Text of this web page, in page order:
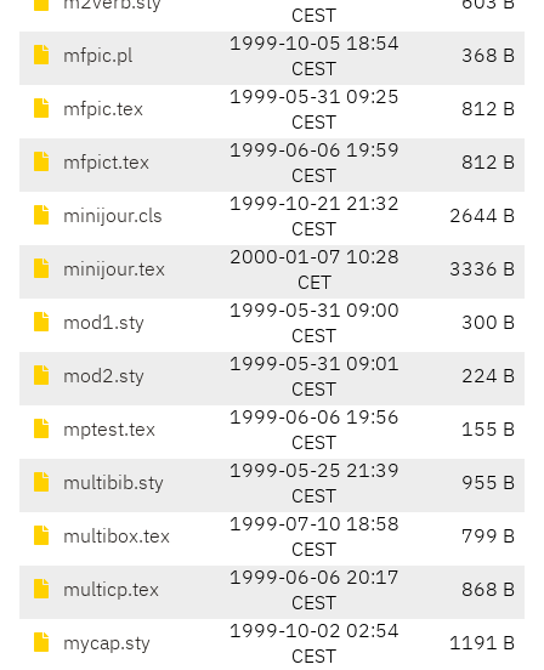
CEST
mfpic.pl
1999-10-05 18:54
CEST
368 B
mfpic.tex
1999-05-31 09:25
CEST
812 B
mfpict.tex
1999-06-06 19:59
CEST
812 B
minijour.cls
1999-10-21 21:32
CEST
2644 B
minijour.tex
2000-01-07 10:28
CET
3336 B
mod1.sty
1999-05-31 09:00
CEST
300 B
mod2.sty
1999-05-31 09:01
CEST
224 B
mptest.tex
1999-06-06 19:56
CEST
155 B
multibib.sty
1999-05-25 21:39
CEST
955 B
multibox.tex
1999-07-10 18:58
CEST
799 B
multicp.tex
1999-06-06 20:17
CEST
868 B
mycap.sty
1999-10-02 02:54
CEST
1191 B